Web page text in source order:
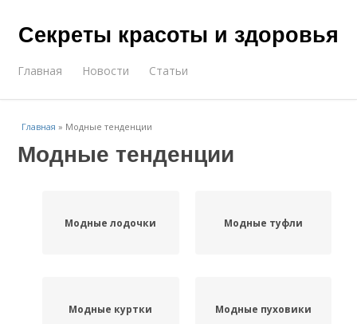
Секреты красоты и здоровья
Главная Новости Статьи
Главная » Модные тенденции
Модные тенденции
Модные лодочки Модные туфли
Модные куртки Модные пуховики